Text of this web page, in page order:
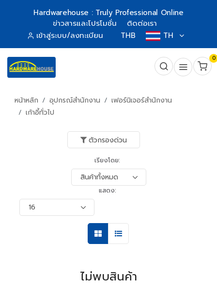
Hardwarehouse : Truly Professional Online
ข่าวสารและโปรโมชั่น
ติดต่อเรา
เข้าสู่ระบบ/ลงทะเบียน
THB TH
0
หน้าหลัก อุปกรณ์สำนักงาน
เฟอร์นิเจอร์สำนักงาน
เก้าอี้ทั่วไป
ตัวกรองด่วน
เรียงโดย:
แสดง:
ไม่พบสินค้า